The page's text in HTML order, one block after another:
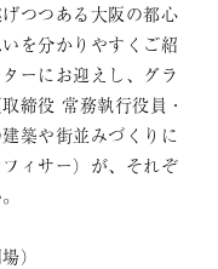
つつある大阪の都心
を分かりやすくご紹
ーにお迎えし、グラ
締役 常務執行役員・
築や街並みづくりに
ィサー）が、それぞ
）